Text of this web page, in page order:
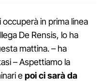
in prima linea
De Rensis, lo ha
mattina. – ha
– Aspettiamo la
epoi ci sarà da